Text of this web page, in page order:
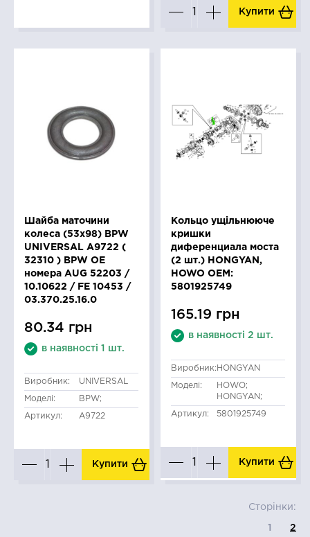
Купити
Шайба маточини
колеса (53x98) BPW
UNIVERSAL A9722 (
32310 ) BPW OE
номера AUG 52203 /
10.10622 / FE 10453 /
03.370.25.16.0
80.34 грн
в наявності 1 шт.
Виробник: UNIVERSAL
Моделі: BPW;
Артикул: A9722
Купити
Кольцо ущільнююче
кришки
диференциала моста
(2 шт.) HONGYAN,
HOWO OEM:
5801925749
165.19 грн
в наявності 2 шт.
Виробник: HONGYAN
Моделі:
HOWO;
HONGYAN;
Артикул: 5801925749
Купити
Сторінки:
2